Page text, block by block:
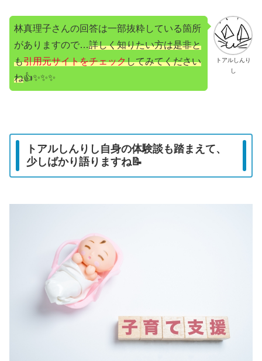
トアルしんり
し
林真理子さんの回答は一部抜粋している箇所
がありますので…詳しく知りたい方は是非と
も引用元サイトをチェックしてみてください
ね👍✨✨✨
トアルしんりし自身の体験談も踏まえて、
少しばかり語りますね📝